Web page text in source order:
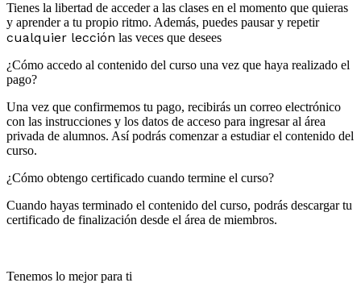
Tienes la libertad de acceder a las clases en el momento que quieras
y aprender a tu propio ritmo. Además, puedes pausar y repetir
cualquier lección las veces que desees
¿Cómo accedo al contenido del curso una vez que haya realizado el
pago?
Una vez que confirmemos tu pago, recibirás un correo electrónico
con las instrucciones y los datos de acceso para ingresar al área
privada de alumnos. Así podrás comenzar a estudiar el contenido del
curso.
¿Cómo obtengo certificado cuando termine el curso?
Cuando hayas terminado el contenido del curso, podrás descargar tu
certificado de finalización desde el área de miembros.
Tenemos lo mejor para ti